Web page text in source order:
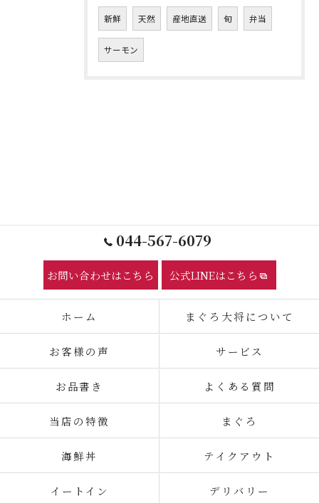
新鮮 天然 産地直送 旬 弁当
サーモン
044-567-6079
お問い合わせはこちら 公式LINEはこちら
ホーム まぐろ大将について
お客様の声 サービス
お品書き よくある質問
当店の特徴 まぐろ
海鮮丼 テイクアウト
イートイン デリバリー